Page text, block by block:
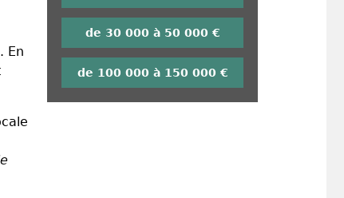
En
de 30 000 à 50 000 €
de 100 000 à 150 000 €